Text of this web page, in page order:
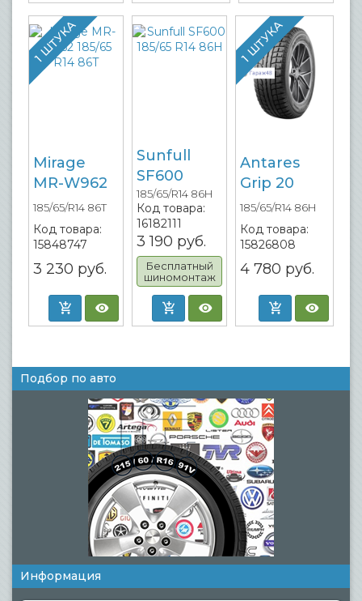
1 ШТУКА
Mirage
MR-W962
185/65/R14 86T
Код товара:
15848747
3 230 руб.
Sunfull
SF600
185/65/R14 86H
Код товара:
16182111
3 190 руб.
Бесплатный
шиномонтаж
1 ШТУКА
Antares
Grip 20
185/65/R14 86H
Код товара:
15826808
4 780 руб.
Подбор по авто
Информация